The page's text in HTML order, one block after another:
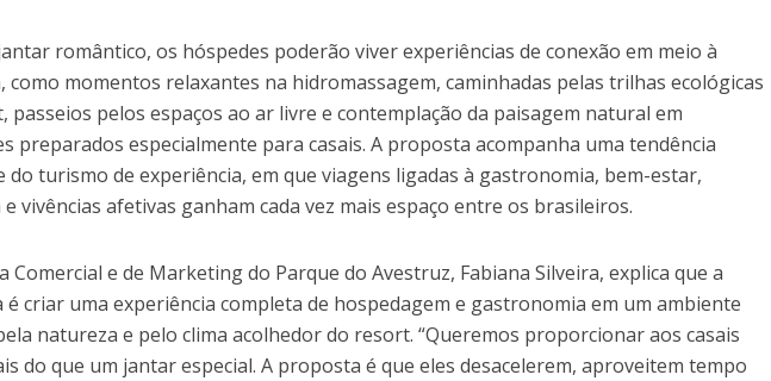
romântico, os hóspedes poderão viver experiências de conexão em meio à
como momentos relaxantes na hidromassagem, caminhadas pelas trilhas ecológicas
passeios pelos espaços ao ar livre e contemplação da paisagem natural em
preparados especialmente para casais. A proposta acompanha uma tendência
do turismo de experiência, em que viagens ligadas à gastronomia, bem-estar,
vivências afetivas ganham cada vez mais espaço entre os brasileiros.
Comercial e de Marketing do Parque do Avestruz, Fabiana Silveira, explica que a
criar uma experiência completa de hospedagem e gastronomia em um ambiente
natureza e pelo clima acolhedor do resort. “Queremos proporcionar aos casais
do que um jantar especial. A proposta é que eles desacelerem, aproveitem tempo